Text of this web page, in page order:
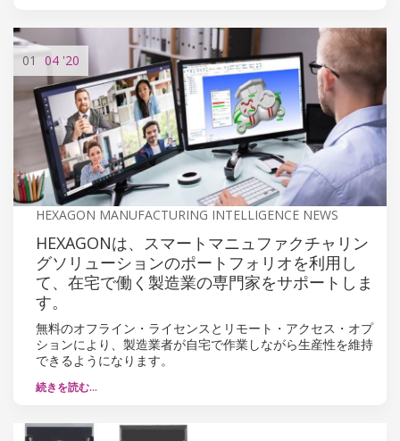
01 04 '20
HEXAGON MANUFACTURING INTELLIGENCE NEWS
HEXAGONは、スマートマニュファクチャリン
グソリューションのポートフォリオを利用し
て、在宅で働く製造業の専門家をサポートしま
す。
無料のオフライン・ライセンスとリモート・アクセス・オプ
ションにより、製造業者が自宅で作業しながら生産性を維持
できるようになります。
続きを読む…